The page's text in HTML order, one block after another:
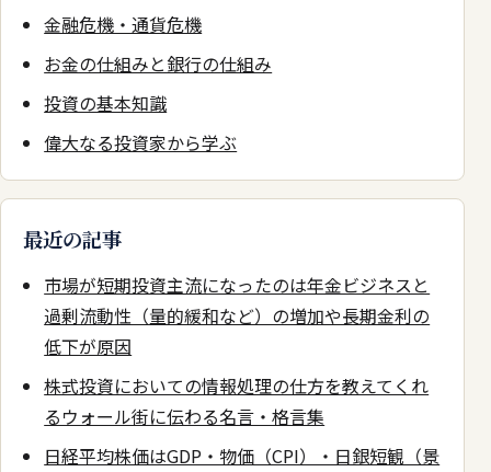
金融危機・通貨危機
お金の仕組みと銀行の仕組み
投資の基本知識
偉大なる投資家から学ぶ
最近の記事
市場が短期投資主流になったのは年金ビジネスと
過剰流動性（量的緩和など）の増加や長期金利の
低下が原因
株式投資においての情報処理の仕方を教えてくれ
るウォール街に伝わる名言・格言集
日経平均株価はGDP・物価（CPI）・日銀短観（景